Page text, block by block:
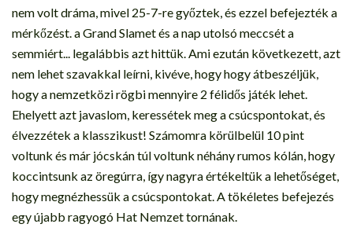
nem volt dráma, mivel 25-7-re győztek, és ezzel befejezték a
mérkőzést. a Grand Slamet és a nap utolsó meccsét a
semmiért... legalábbis azt hittük. Ami ezután következett, azt
nem lehet szavakkal leírni, kivéve, hogy hogy átbeszéljük,
hogy a nemzetközi rögbi mennyire 2 félidős játék lehet.
Ehelyett azt javaslom, keressétek meg a csúcspontokat, és
élvezzétek a klasszikust! Számomra körülbelül 10 pint
voltunk és már jócskán túl voltunk néhány rumos kólán, hogy
koccintsunk az öregúrra, így nagyra értékeltük a lehetőséget,
hogy megnézhessük a csúcspontokat. A tökéletes befejezés
egy újabb ragyogó Hat Nemzet tornának.